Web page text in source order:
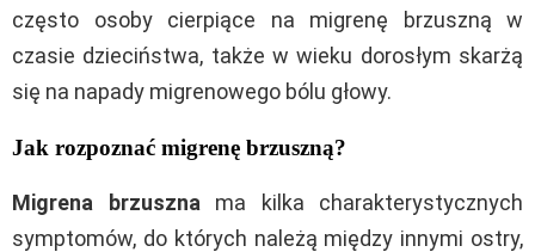
często osoby cierpiące na migrenę brzuszną w
czasie dzieciństwa, także w wieku dorosłym skarżą
się na napady migrenowego bólu głowy.
Jak rozpoznać migrenę brzuszną?
Migrena brzuszna ma kilka charakterystycznych
symptomów, do których należą między innymi ostry,